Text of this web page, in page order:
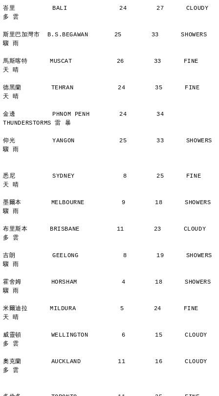
峇里          BALI              24        27      CLOUDY
多 雲
斯里巴加灣市  B.S.BEGAWAN       25        33      SHOWERS
驟 雨
馬斯喀特      MUSCAT            26        33      FINE
天 晴
德黑蘭        TEHRAN            24        35      FINE
天 晴
金邊          PHNOM PENH        24        34
THUNDERSTORMS 雷 暴
仰光          YANGON            25        33      SHOWERS
驟 雨
悉尼          SYDNEY             8        25      FINE
天 晴
墨爾本        MELBOURNE          9        18      SHOWERS
驟 雨
布里斯本      BRISBANE          11        23      CLOUDY
多 雲
吉朗          GEELONG            8        19      SHOWERS
驟 雨
霍舍姆        HORSHAM            4        18      SHOWERS
驟 雨
米爾迪拉      MILDURA            5        24      FINE
天 晴
威靈頓        WELLINGTON         6        15      CLOUDY
多 雲
奧克蘭        AUCKLAND          11        16      CLOUDY
多 雲